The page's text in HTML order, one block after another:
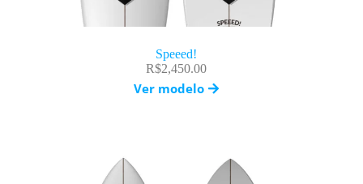
Speeed!
R$2,450.00
Ver modelo